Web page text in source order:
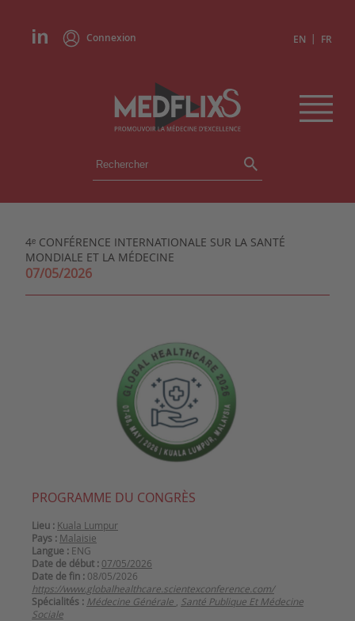
Connexion EN | FR
ÉVÉNEMENTS
INSTITUTIONS
CONGRÈS EN RÉSUMÉ
4ᵉ CONFÉRENCE INTERNATIONALE SUR LA SANTÉ
MONDIALE ET LA MÉDECINE
07/05/2026
PROGRAMME DU CONGRÈS
Lieu : Kuala Lumpur
Pays : Malaisie
Langue : ENG
Date de début : 07/05/2026
Date de fin : 08/05/2026
https://www.globalhealthcare.scientexconference.com/
Spécialités : Médecine Générale
Santé Publique Et Médecine
Sociale